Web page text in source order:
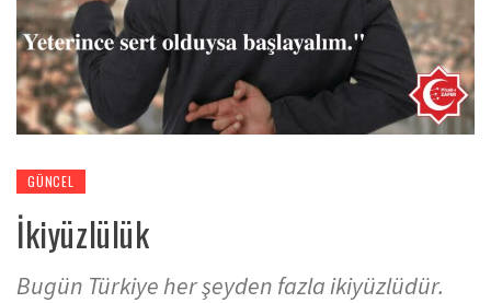
GÜNCEL
İkiyüzlülük
Bugün Türkiye her şeyden fazla ikiyüzlüdür.